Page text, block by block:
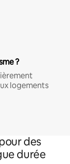
?
logements
des
durée